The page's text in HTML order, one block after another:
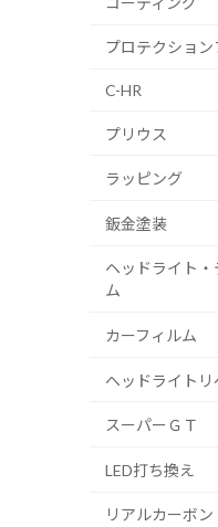
プロテクション
C-HR
プリウス
ラッピング
鈑金塗装
ヘッドライト
ム
カーフィルム
ヘッドライトリ
スーパーＧＴ
LED打ち換え
リアルカーボン